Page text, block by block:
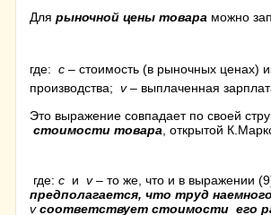
Для рыночной цены товара можно
где: c – стоимость (в рыночных ценах)
производства; v– выплаченная
Это выражение совпадает по своей
стоимости товара , открытой
где: c и v– то же, что и в выражении
предполагается, что труд
vсоответствует стоимости его